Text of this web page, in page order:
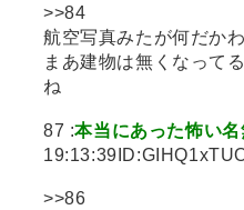
>>84
航空写真みたが何だか
まあ建物は無くなって
ね
87 :本当にあった怖い名
>>86